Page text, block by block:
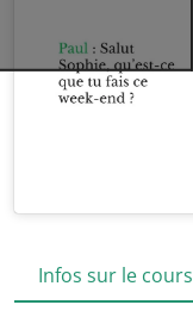
Infos sur le cours